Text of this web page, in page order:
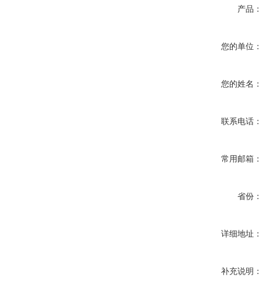
产品：
您的单位：
您的姓名：
联系电话：
常用邮箱：
省份：
详细地址：
补充说明：